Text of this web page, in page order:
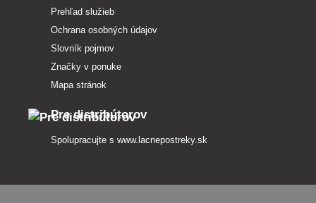
Prehľad služieb
Ochrana osobných údajov
Slovník pojmov
Značky v ponuke
Mapa stránok
Pre distribútorov
Spolupracujte s www.lacnepostreky.sk